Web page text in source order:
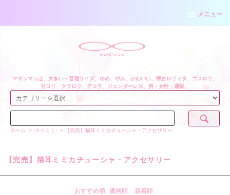
メニュー
マキシマムは、大きい～普通サイズ、ゆめ、やみ、かわいい、懐古ロリィタ、ゴスロリ、
甘ロリ、クラロリ、デコラ、ジェンダーレス、男・女性・通販。
ホーム > -ネコミミ- > 【完売】猫耳ミミカチューシャ・アクセサリー
【完売】猫耳ミミカチューシャ・アクセサリー
おすすめ順 価格順 新着順